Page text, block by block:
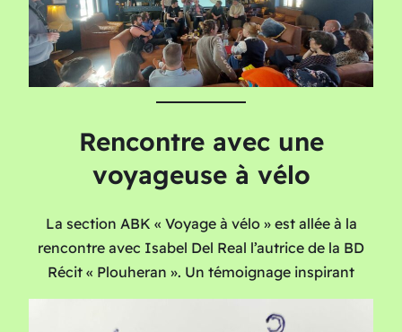
Rencontre avec une
voyageuse à vélo
La section ABK « Voyage à vélo » est allée à la
rencontre avec Isabel Del Real l’autrice de la BD
Récit « Plouheran ». Un témoignage inspirant